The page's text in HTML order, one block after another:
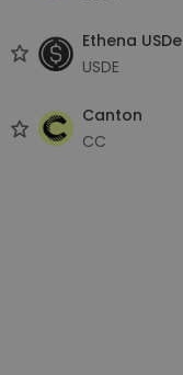
Ethena USDe
USDE
Canton
CC